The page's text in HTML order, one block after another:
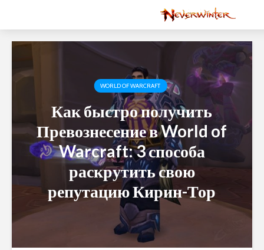
WORLD OF WARCRAFT
Как быстро получить
Превознесение в World of
Warcraft: 3 способа
раскрутить свою
репутацию Кирин-Тор